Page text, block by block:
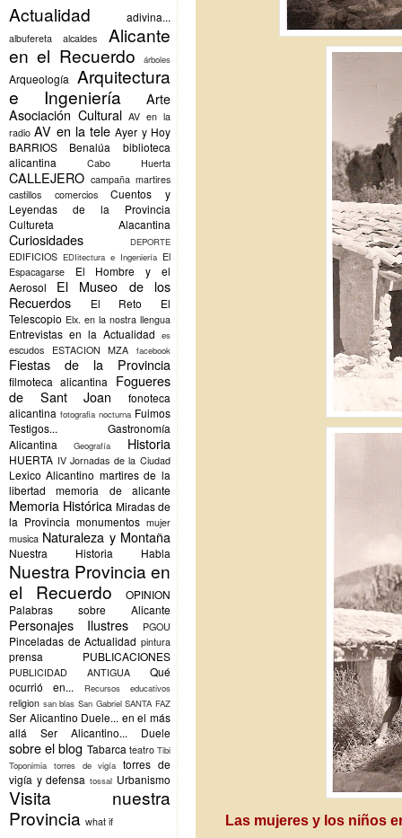
Actualidad adivina...
albufereta alcaldes
Alicante
en el Recuerdo
árboles
Arqueología Arquitectura
e Ingeniería
Arte
Asociación Cultural AV en la
radio AV en la tele Ayer y Hoy
BARRIOS
Benalúa
biblioteca
alicantina
Cabo Huerta
CALLEJERO campaña martires
castillos
comercios
Cuentos y
Leyendas de la Provincia
Cultureta Alacantina
Curiosidades DEPORTE
EDIFICIOS EDIitectura e Ingeniería El
Espacagarse
El Hombre y el
Aerosol
El Museo de los
Recuerdos
El Reto
El
Telescopio Elx. en la nostra llengua
Entrevistas en la Actualidad es
escudos ESTACION MZA facebook
Fiestas de la Provincia
filmoteca alicantina
Fogueres
de Sant Joan
fonoteca
alicantina fotografia nocturna Fuimos
Testigos...
Gastronomía
Alicantina
Geografía Historia
HUERTA IV Jornadas de la Ciudad
Lexico Alicantino martires de la
libertad
memoria de alicante
Memoria Histórica Miradas de
la Provincia monumentos mujer
musica Naturaleza y Montaña
Nuestra Historia Habla
Nuestra Provincia en
el Recuerdo
OPINION
Palabras sobre Alicante
Personajes Ilustres PGOU
Pinceladas de Actualidad pintura
prensa PUBLICACIONES
PUBLICIDAD ANTIGUA
Qué
ocurrió en...
Recursos educativos
religion san blas San Gabriel SANTA FAZ
Ser Alicantino Duele... en el más
allá
Ser Alicantino... Duele
sobre el blog Tabarca teatro Tibi
Toponimia torres de vigía torres de
vigía y defensa tossal Urbanismo
Visita nuestra
Provincia what if
Las mujeres y los niños